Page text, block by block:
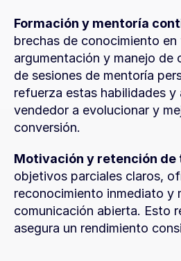
Formación y mentoría
brechas de conocimiento
argumentación y manejo de
de sesiones de mentoría
refuerza estas habilidades y
vendedor a evolucionar y
conversión.
Motivación y retención de
objetivos parciales claros,
reconocimiento inmediato y
comunicación abierta. Esto
asegura un rendimiento